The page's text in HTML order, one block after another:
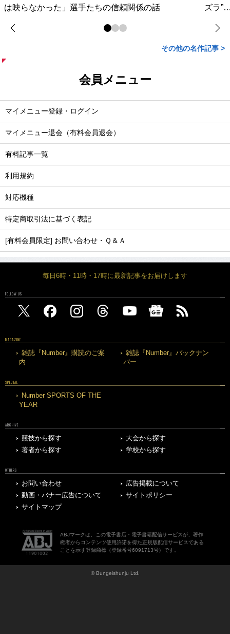
は映らなかった」選手たちの信頼関係の話
ズラ
その他の名作記事 >
会員メニュー
マイメニュー登録・ログイン
マイメニュー退会（有料会員退会）
有料記事一覧
利用規約
対応機種
特定商取引法に基づく表記
[有料会員限定] お問い合わせ・Ｑ＆Ａ
毎日6時・11時・17時に最新記事をお届けします
FOLLOW US
MAGAZINE
雑誌『Number』購読のご案
内
雑誌『Number』バックナン
バー
SPECIAL
Number SPORTS OF THE
YEAR
ARCHIVE
競技から探す
大会から探す
著者から探す
学校から探す
OTHERS
お問い合わせ
広告掲載について
動画・バナー広告について
サイトポリシー
サイトマップ
ABJマークは、この電子書店・電子書籍配信サービスが、著作
権者からコンテンツ使用許諾を得た正規版配信サービスである
ことを示す登録商標（登録番号6091713号）です。
© Bungeishunju Ltd.